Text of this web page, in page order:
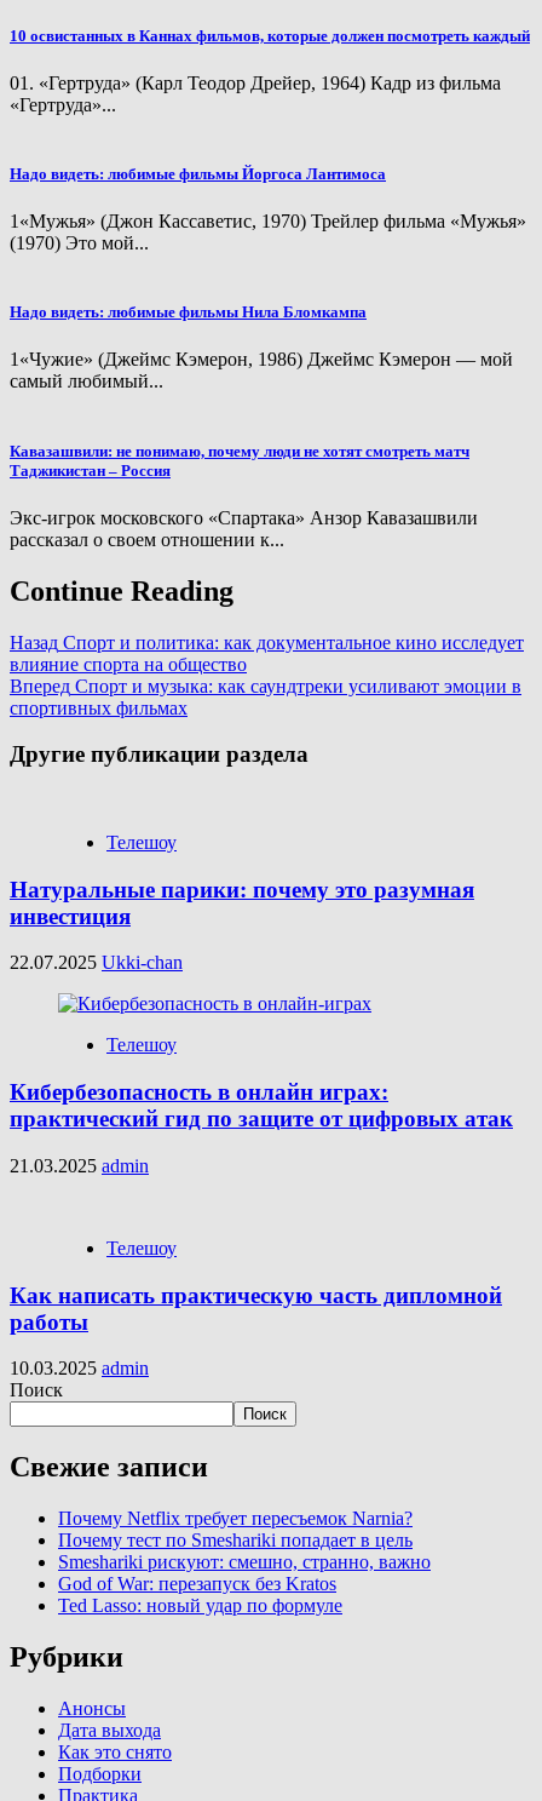
10 освистанных в Каннах фильмов, которые должен посмотреть каждый
01. «Гертруда» (Карл Теодор Дрейер, 1964) Кадр из фильма
«Гертруда»...
Надо видеть: любимые фильмы Йоргоса Лантимоса
1«Мужья» (Джон Кассаветис, 1970) Трейлер фильма «Мужья»
(1970) Это мой...
Надо видеть: любимые фильмы Нила Бломкампа
1«Чужие» (Джеймс Кэмерон, 1986) Джеймс Кэмерон — мой
самый любимый...
Кавазашвили: не понимаю, почему люди не хотят смотреть матч
Таджикистан – Россия
Экс-игрок московского «Спартака» Анзор Кавазашвили
рассказал о своем отношении к...
Continue Reading
Назад Спорт и политика: как документальное кино исследует
влияние спорта на общество
Вперед Спорт и музыка: как саундтреки усиливают эмоции в
спортивных фильмах
Другие публикации раздела
Телешоу
Натуральные парики: почему это разумная
инвестиция
22.07.2025 Ukki-chan
Телешоу
Кибербезопасность в онлайн играх:
практический гид по защите от цифровых атак
21.03.2025 admin
Телешоу
Как написать практическую часть дипломной
работы
10.03.2025 admin
Поиск
Поиск
Свежие записи
Почему Netflix требует пересъемок Narnia?
Почему тест по Smeshariki попадает в цель
Smeshariki рискуют: смешно, странно, важно
God of War: перезапуск без Kratos
Ted Lasso: новый удар по формуле
Рубрики
Анонсы
Дата выхода
Как это снято
Подборки
Практика